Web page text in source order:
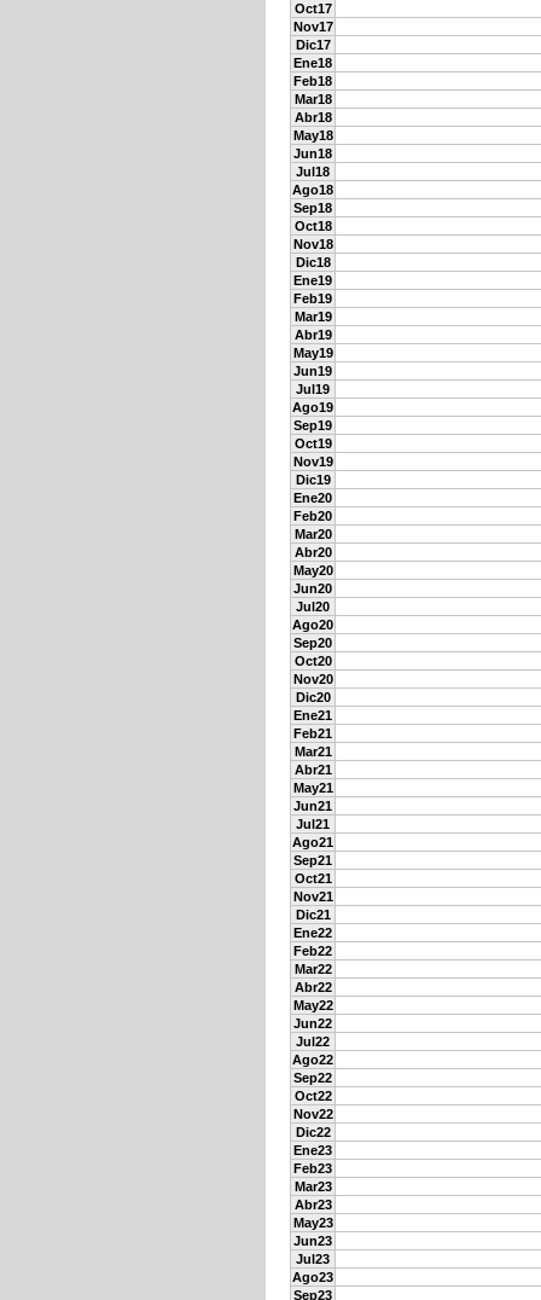
Oct17
Nov17
Dic17
Ene18
Feb18
Mar18
Abr18
May18
Jun18
Jul18
Ago18
Sep18
Oct18
Nov18
Dic18
Ene19
Feb19
Mar19
Abr19
May19
Jun19
Jul19
Ago19
Sep19
Oct19
Nov19
Dic19
Ene20
Feb20
Mar20
Abr20
May20
Jun20
Jul20
Ago20
Sep20
Oct20
Nov20
Dic20
Ene21
Feb21
Mar21
Abr21
May21
Jun21
Jul21
Ago21
Sep21
Oct21
Nov21
Dic21
Ene22
Feb22
Mar22
Abr22
May22
Jun22
Jul22
Ago22
Sep22
Oct22
Nov22
Dic22
Ene23
Feb23
Mar23
Abr23
May23
Jun23
Jul23
Ago23
Sep23